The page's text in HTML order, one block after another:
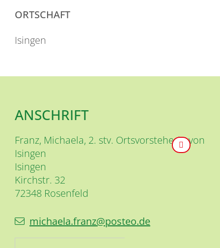
ORTSCHAFT
Isingen
ANSCHRIFT
Franz, Michaela, 2. stv. Ortsvorsteherin von
Isingen
Isingen
Kirchstr. 32
72348 Rosenfeld
michaela.franz@posteo.de